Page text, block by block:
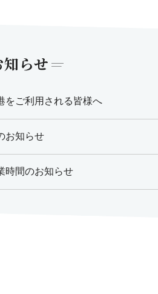
らせ
ご利用される皆様へ
お知らせ
間のお知らせ